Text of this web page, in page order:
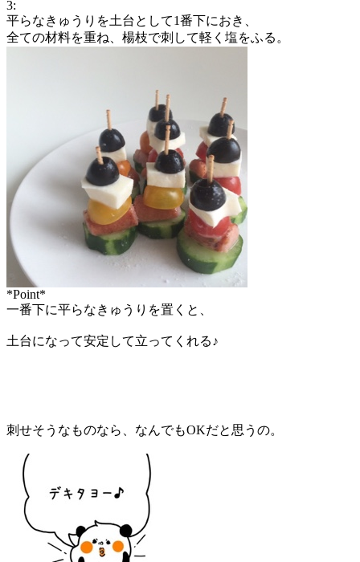
3:
平らなきゅうりを土台として1番下におき、
全ての材料を重ね、楊枝で刺して軽く塩をふる。
*Point*
一番下に平らなきゅうりを置くと、
土台になって安定して立ってくれる♪
刺せそうなものなら、なんでもOKだと思うの。